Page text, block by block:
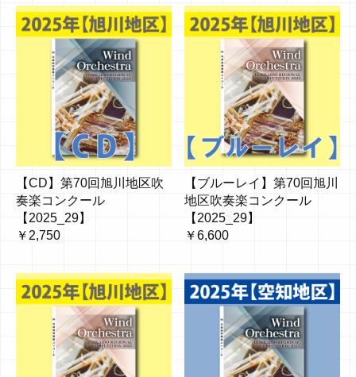
【CD】第70回旭川地区吹
奏楽コンクール
【2025_29】
￥2,750
【ブルーレイ】第70回旭川
地区吹奏楽コンクール
【2025_29】
￥6,600